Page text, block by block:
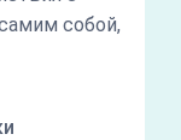
собой,